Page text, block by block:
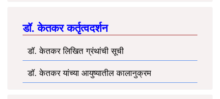
डॉ. केतकर कर्तृत्वदर्शन
डॉ. केतकर लिखित ग्रंथांची सूची
डॉ. केतकर यांच्या आयुष्यातील कालानुक्रम